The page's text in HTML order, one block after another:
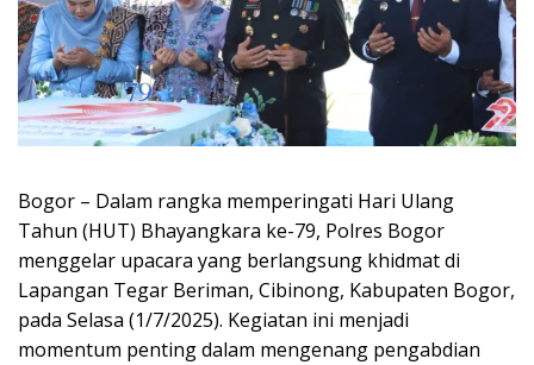
Bogor – Dalam rangka memperingati Hari Ulang
Tahun (HUT) Bhayangkara ke-79, Polres Bogor
menggelar upacara yang berlangsung khidmat di
Lapangan Tegar Beriman, Cibinong, Kabupaten Bogor,
pada Selasa (1/7/2025). Kegiatan ini menjadi
momentum penting dalam mengenang pengabdian